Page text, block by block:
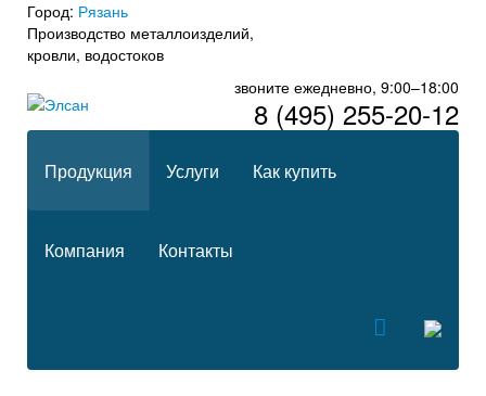
Город: Рязань
Производство металлоизделий,
кровли, водостоков
звоните ежедневно, 9:00–18:00
8 (495) 255-20-12
Продукция Услуги Как купить
Компания Контакты